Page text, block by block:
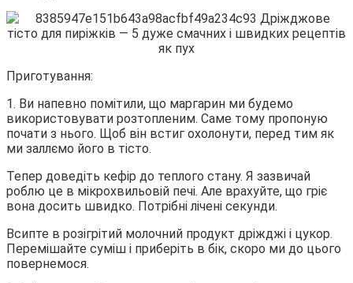
Приготування:
1. Ви напевно помітили, що маргарин ми будемо
використовувати розтопленим. Саме тому пропоную
почати з нього. Щоб він встиг охолонути, перед тим як
ми заллємо його в тісто.
Тепер доведіть кефір до теплого стану. Я зазвичай
роблю це в мікрохвильовій печі. Але врахуйте, що гріє
вона досить швидко. Потрібні лічені секунди.
Всипте в розігрітий молочний продукт дріжджі і цукор.
Перемішайте суміш і приберіть в бік, скоро ми до цього
повернемося.